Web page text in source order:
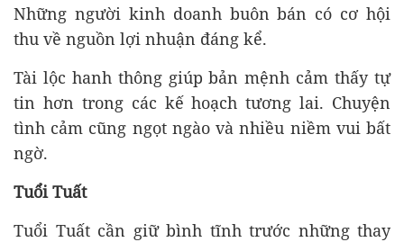
Những người kinh doanh buôn bán có cơ hội
thu về nguồn lợi nhuận đáng kể.
Tài lộc hanh thông giúp bản mệnh cảm thấy tự
tin hơn trong các kế hoạch tương lai. Chuyện
tình cảm cũng ngọt ngào và nhiều niềm vui bất
ngờ.
Tuổi Tuất
Tuổi Tuất cần giữ bình tĩnh trước những thay